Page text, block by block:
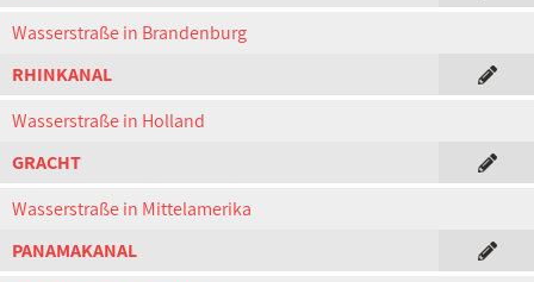
Wasserstraße in Brandenburg
RHINKANAL
Wasserstraße in Holland
GRACHT
Wasserstraße in Mittelamerika
PANAMAKANAL